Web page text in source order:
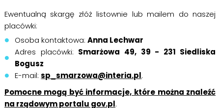
Ewentualną skargę złóż listownie lub mailem do naszej
placówki:
Osoba kontaktowa:Anna Lechwar
Adres placówki: Smarżowa 49, 39 - 231 Siedliska
Bogusz
E-mail:sp_smarzowa@interia.pl.
Pomocne mogą być informacje, które można znaleźć
na rządowym portalu gov.pl.